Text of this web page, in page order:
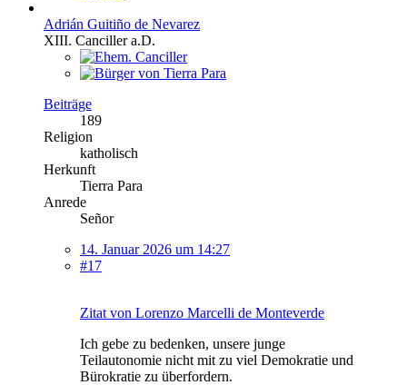
Adrián Guitiño de Nevarez
XIII. Canciller a.D.
Beiträge
189
Religion
katholisch
Herkunft
Tierra Para
Anrede
Señor
14. Januar 2026 um 14:27
#17
Zitat von Lorenzo Marcelli de Monteverde
Ich gebe zu bedenken, unsere junge
Teilautonomie nicht mit zu viel Demokratie und
Bürokratie zu überfordern.